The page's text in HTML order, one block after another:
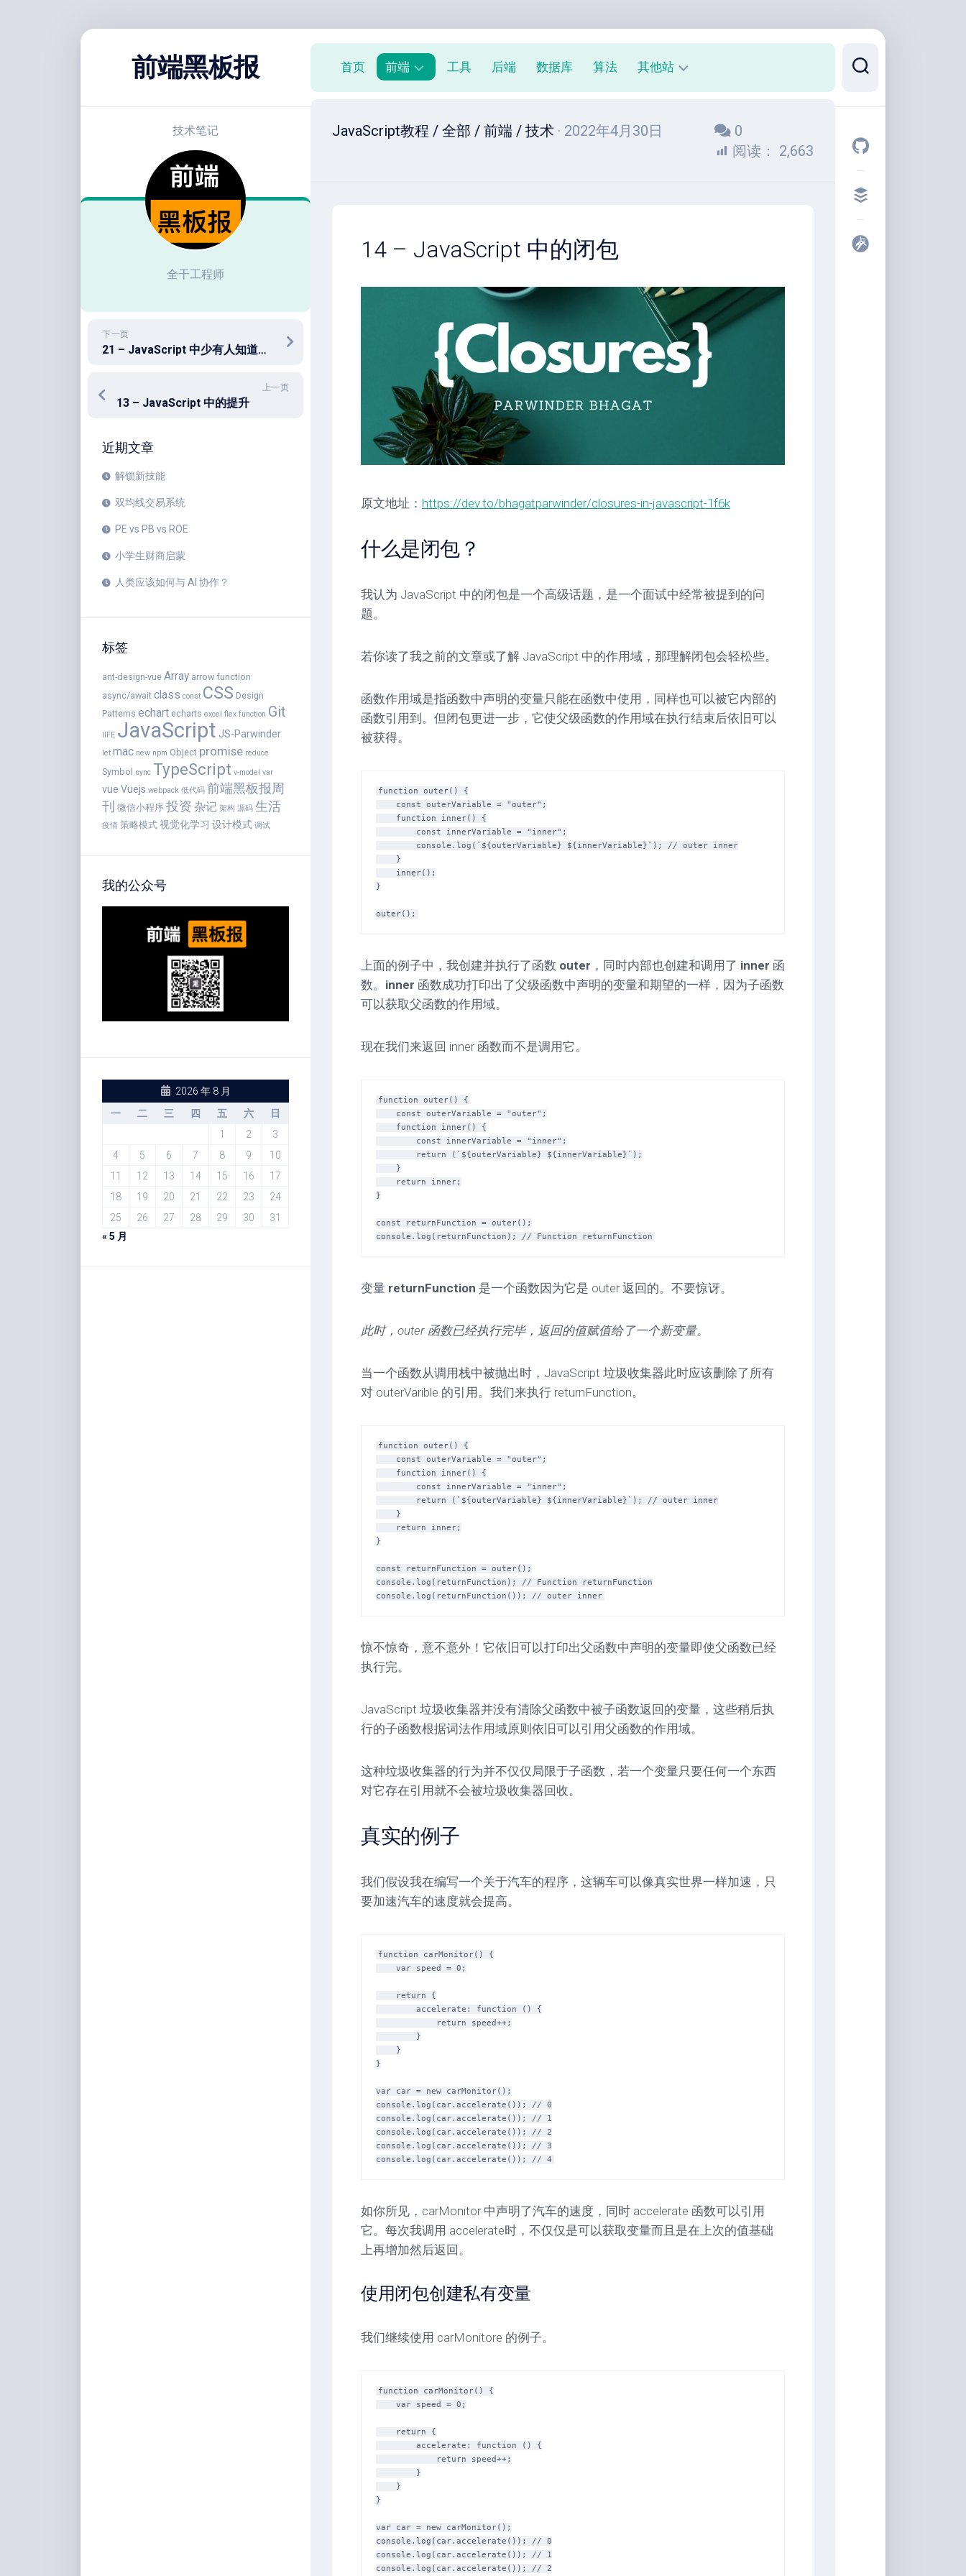
前端黑板报
技术笔记
全干工程师
下一页
21 – JavaScript 中少有人知道的技巧
上一页
13 – JavaScript 中的提升
近期文章
解锁新技能
双均线交易系统
PE vs PB vs ROE
小学生财商启蒙
人类应该如何与 AI 协作？
标签
ant-design-vue Array arrow function
async/await class const CSS Design
Patterns echart echarts excel flex function Git
IIFE JavaScript JS-Parwinder
let mac new npm Object promise reduce
Symbol sync TypeScript v-model var
vue Vuejs webpack 低代码 前端黑板报周
刊 微信小程序 投资 杂记 架构 源码 生活
疫情 策略模式 视觉化学习 设计模式 调试
我的公众号
2026 年 8 月
一
二 三 四 五 六
日
1
2
3
4
5 6 7 8 9
10
11
12 13 14 15 16
17
18
19 20 21 22 23
24
25
26 27 28 29 30
31
« 5 月
首页 前端
端
工具 后端 数据库 算法 其他站
则
发
者
Markdown
编
器
年
单
录
桶
Qwerty-
Learner
图
噪
音
JavaScript教程 / 全部 / 前端 / 技术 · 2022年4月30日
0
阅读：
2,663
14 – JavaScript 中的闭包
原文地址： https://dev.to/bhagatparwinder/closures-in-javascript-1f6k
什么是闭包？
我认为 JavaScript 中的闭包是一个高级话题，是一个面试中经常被提到的问
题。
若你读了我之前的文章或了解 JavaScript 中的作用域，那理解闭包会轻松些。
函数作用域是指函数中声明的变量只能在函数中使用，同样也可以被它内部的
函数引用到。但闭包更进一步，它使父级函数的作用域在执行结束后依旧可以
被获得。
function outer() {
}
上面的例子中，我创建并执行了函数 outer ，同时内部也创建和调用了 inner 函
数。 inner 函数成功打印出了父级函数中声明的变量和期望的一样，因为子函数
可以获取父函数的作用域。
现在我们来返回 inner 函数而不是调用它。
function outer() {
}
const returnFunction = outer();
变量 returnFunction 是一个函数因为它是 outer 返回的。不要惊讶。
此时，outer 函数已经执行完毕，返回的值赋值给了一个新变量。
当一个函数从调用栈中被抛出时，JavaScript 垃圾收集器此时应该删除了所有
对 outerVarible 的引用。我们来执行 returnFunction。
function outer() {
}
const returnFunction = outer();
console.log(returnFunction); // Function returnFunction
惊不惊奇，意不意外！它依旧可以打印出父函数中声明的变量即使父函数已经
执行完。
JavaScript 垃圾收集器并没有清除父函数中被子函数返回的变量，这些稍后执
行的子函数根据词法作用域原则依旧可以引用父函数的作用域。
这种垃圾收集器的行为并不仅仅局限于子函数，若一个变量只要任何一个东西
对它存在引用就不会被垃圾收集器回收。
真实的例子
我们假设我在编写一个关于汽车的程序，这辆车可以像真实世界一样加速，只
要加速汽车的速度就会提高。
function carMonitor() {
}
var car = new carMonitor();
console.log(car.accelerate()); // 0
console.log(car.accelerate()); // 1
console.log(car.accelerate()); // 2
console.log(car.accelerate()); // 3
如你所见，carMonitor 中声明了汽车的速度，同时 accelerate 函数可以引用
它。每次我调用 accelerate时，不仅仅是可以获取变量而且是在上次的值基础
上再增加然后返回。
使用闭包创建私有变量
我们继续使用 carMonitore 的例子。
function carMonitor() {
}
var car = new carMonitor();
console.log(car.accelerate()); // 0
console.log(car.accelerate()); // 1
console.log(car.accelerate()); // 2